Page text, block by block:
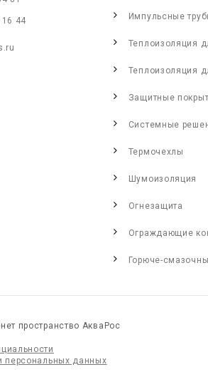
44 Импульсные
Теплоизоляция
Теплоизоляция
Защитные
Системные
Термочехлы
Шумоизоляция
Огнезащита
Ограждающие
Горюче-
пространство АкваРос
персональных данных